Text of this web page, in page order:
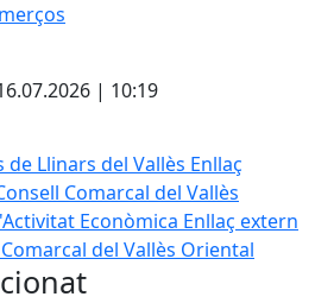
| 10:19
Llinars del Vallès Enllaç
Comarcal del Vallès
Econòmica Enllaç extern
del Vallès Oriental